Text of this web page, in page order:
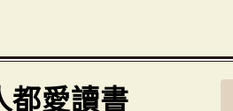
都愛讀書